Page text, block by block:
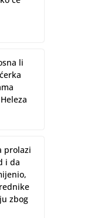
li
prolazi
i da
zbog